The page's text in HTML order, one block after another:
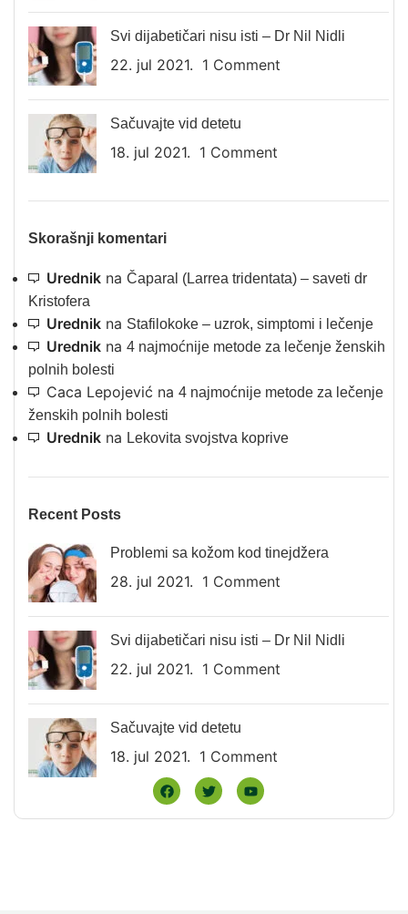
Svi dijabetičari nisu isti – Dr Nil Nidli
22. jul 2021. 1 Comment
Sačuvajte vid detetu
18. jul 2021. 1 Comment
Skorašnji komentari
Urednik na Čaparal (Larrea tridentata) – saveti dr
Kristofera
Urednik na Stafilokoke – uzrok, simptomi i lečenje
Urednik na 4 najmoćnije metode za lečenje ženskih
polnih bolesti
Caca Lepojević na 4 najmoćnije metode za lečenje
ženskih polnih bolesti
Urednik na Lekovita svojstva koprive
Recent Posts
Problemi sa kožom kod tinejdžera
28. jul 2021. 1 Comment
Svi dijabetičari nisu isti – Dr Nil Nidli
22. jul 2021. 1 Comment
Sačuvajte vid detetu
18. jul 2021. 1 Comment